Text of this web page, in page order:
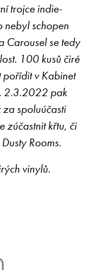
trojce indie-
nebyl schopen
Carousel se tedy
100 kusů čiré
v Kabinet
2.3.2022 pak
spoluúčasti
zúčastnit křtu, či
Rooms.
vinylů.